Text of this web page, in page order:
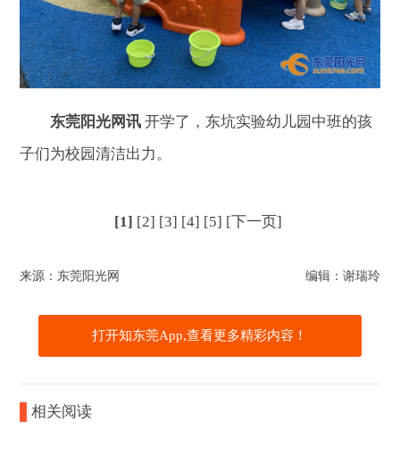
东莞阳光网讯 开学了，东坑实验幼儿园中班的孩
子们为校园清洁出力。
[1] [2] [3] [4] [5] [下一页]
来源：东莞阳光网 编辑：谢瑞玲
打开知东莞App,查看更多精彩内容！
相关阅读